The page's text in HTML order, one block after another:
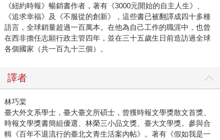
《紐約時報》暢銷書作者，著有《3000元開始的自主人生》、
《追求幸福》及《不服從的創新》，這些書已被翻譯成四十多種
語言，全球銷量超過一百萬本。在他為自己工作的職涯中，也曾
在西非擔任志願行政主管四年，並在三十五歲生日前造訪過全球
各個國家（共一百九十三個）。
譯者
林巧棠
臺大外文系學士，臺大臺文所碩士，曾獲時報文學獎散文首獎、
時報文學獎書簡組優選、林榮三小品文獎、臺大文學獎。參與合
輯《百年不退流行的臺北文青生活案內帖》。著有《假如我是一